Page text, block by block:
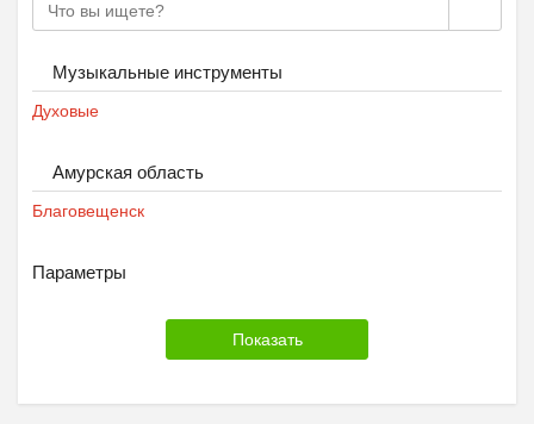
Музыкальные инструменты
Духовые
Амурская область
Благовещенск
Параметры